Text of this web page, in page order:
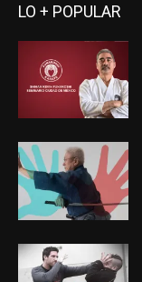
LO + POPULAR